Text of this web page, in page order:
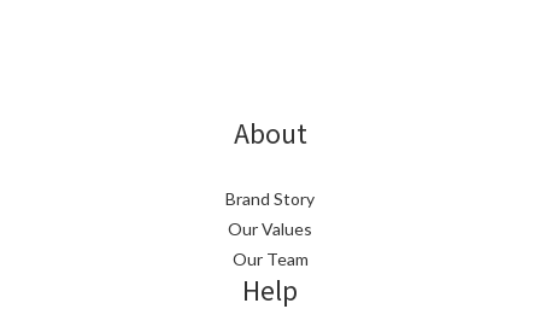
About
Brand Story
Our Values
Our Team
Help